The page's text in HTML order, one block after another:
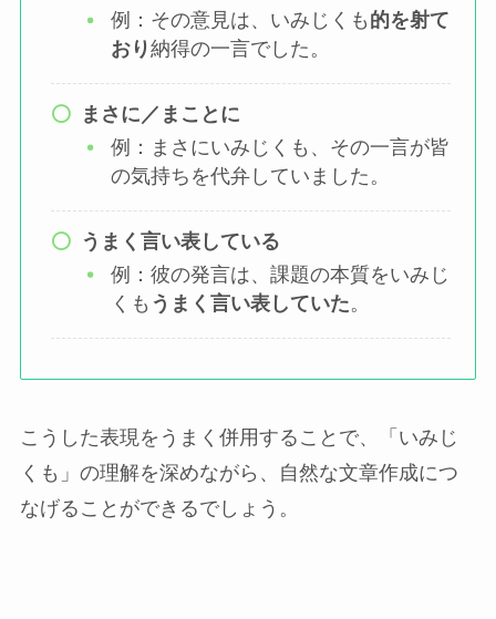
例：その意見は、いみじくも 的を射て
おり 納得の一言でした。
まさに／まことに
例：まさにいみじくも、その一言が皆
の気持ちを代弁していました。
うまく言い表している
例：彼の発言は、課題の本質をいみじ
くも うまく言い表していた。
こうした表現をうまく併用することで、「いみじ
くも」の理解を深めながら、自然な文章作成につ
なげることができるでしょう。